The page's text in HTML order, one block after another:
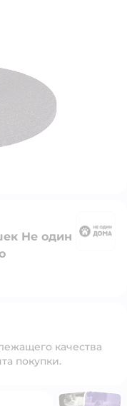
Не один
качества
покупки.
Фото